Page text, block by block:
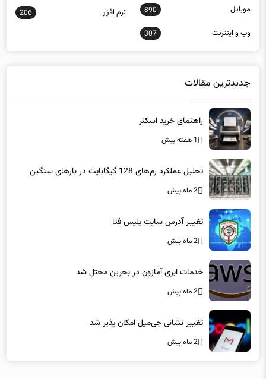
موبايل 890 نرم افزار 206
وب و اينترنت 307
جدیدترین مقالات
راهنمای خرید اسکنر
1 هفته پیش
تحلیل عملکرد رم‌های 128 گیگابایت در بارهای سنگین
2 ماه پیش
تغییر آدرس سایت پلیس فتا
2 ماه پیش
خدمات ابری آمازون در بحرین مختل شد
2 ماه پیش
تغییر نشانی جی‌میل امکان پذیر شد
2 ماه پیش